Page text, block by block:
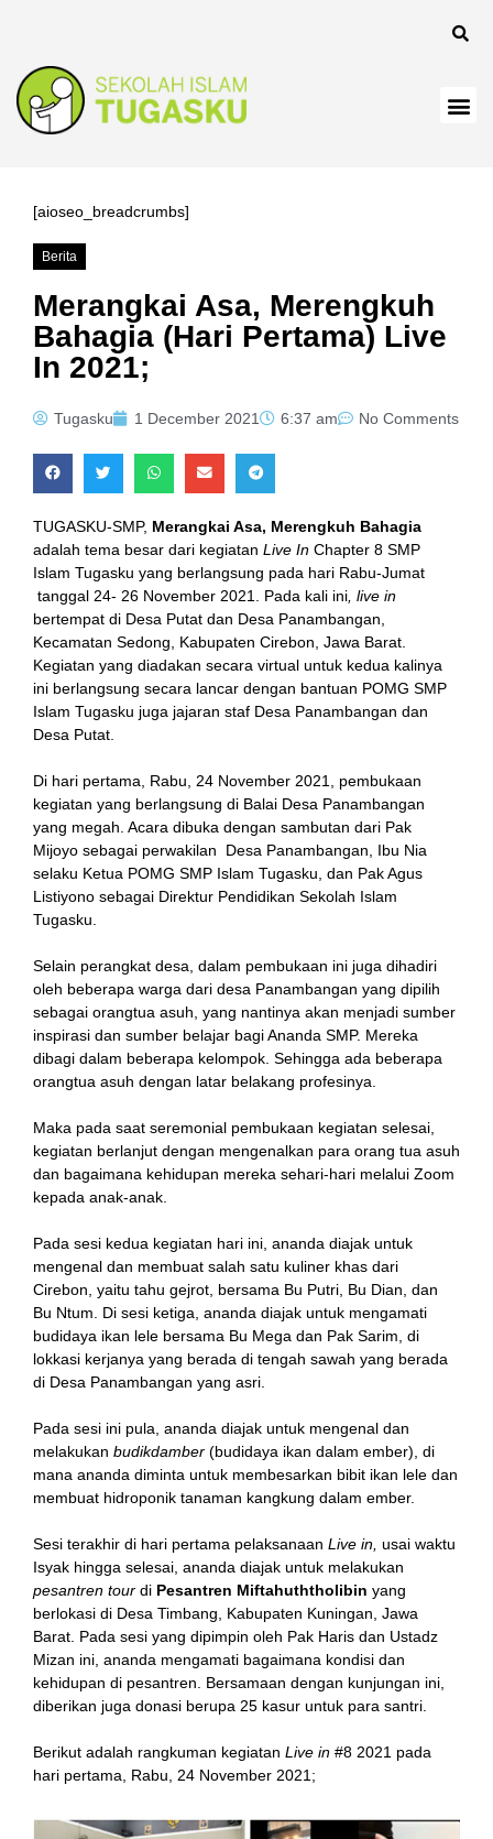
[aioseo_breadcrumbs]
Berita
Merangkai Asa, Merengkuh
Bahagia (Hari Pertama) Live
In 2021;
Tugasku 1 December 2021 6:37 am No Comments
TUGASKU-SMP, Merangkai Asa, Merengkuh Bahagia
adalah tema besar dari kegiatan Live In Chapter 8 SMP
Islam Tugasku yang berlangsung pada hari Rabu-Jumat
tanggal 24- 26 November 2021. Pada kali ini , live in
bertempat di Desa Putat dan Desa Panambangan,
Kecamatan Sedong, Kabupaten Cirebon, Jawa Barat.
Kegiatan yang diadakan secara virtual untuk kedua kalinya
ini berlangsung secara lancar dengan bantuan POMG SMP
Islam Tugasku juga jajaran staf Desa Panambangan dan
Desa Putat.
Di hari pertama, Rabu, 24 November 2021, pembukaan
kegiatan yang berlangsung di Balai Desa Panambangan
yang megah. Acara dibuka dengan sambutan dari Pak
Mijoyo sebagai perwakilan Desa Panambangan, Ibu Nia
selaku Ketua POMG SMP Islam Tugasku, dan Pak Agus
Listiyono sebagai Direktur Pendidikan Sekolah Islam
Tugasku.
Selain perangkat desa, dalam pembukaan ini juga dihadiri
oleh beberapa warga dari desa Panambangan yang dipilih
sebagai orangtua asuh, yang nantinya akan menjadi sumber
inspirasi dan sumber belajar bagi Ananda SMP. Mereka
dibagi dalam beberapa kelompok. Sehingga ada beberapa
orangtua asuh dengan latar belakang profesinya.
Maka pada saat seremonial pembukaan kegiatan selesai,
kegiatan berlanjut dengan mengenalkan para orang tua asuh
dan bagaimana kehidupan mereka sehari-hari melalui Zoom
kepada anak-anak.
Pada sesi kedua kegiatan hari ini, ananda diajak untuk
mengenal dan membuat salah satu kuliner khas dari
Cirebon, yaitu tahu gejrot, bersama Bu Putri, Bu Dian, dan
Bu Ntum. Di sesi ketiga, ananda diajak untuk mengamati
budidaya ikan lele bersama Bu Mega dan Pak Sarim, di
lokkasi kerjanya yang berada di tengah sawah yang berada
di Desa Panambangan yang asri.
Pada sesi ini pula, ananda diajak untuk mengenal dan
melakukan budikdamber (budidaya ikan dalam ember), di
mana ananda diminta untuk membesarkan bibit ikan lele dan
membuat hidroponik tanaman kangkung dalam ember.
Sesi terakhir di hari pertama pelaksanaan Live in, usai waktu
Isyak hingga selesai, ananda diajak untuk melakukan
pesantren tour di Pesantren Miftahuththolibin yang
berlokasi di Desa Timbang, Kabupaten Kuningan, Jawa
Barat. Pada sesi yang dipimpin oleh Pak Haris dan Ustadz
Mizan ini, ananda mengamati bagaimana kondisi dan
kehidupan di pesantren. Bersamaan dengan kunjungan ini,
diberikan juga donasi berupa 25 kasur untuk para santri.
Berikut adalah rangkuman kegiatan Live in #8 2021 pada
hari pertama, Rabu, 24 November 2021;